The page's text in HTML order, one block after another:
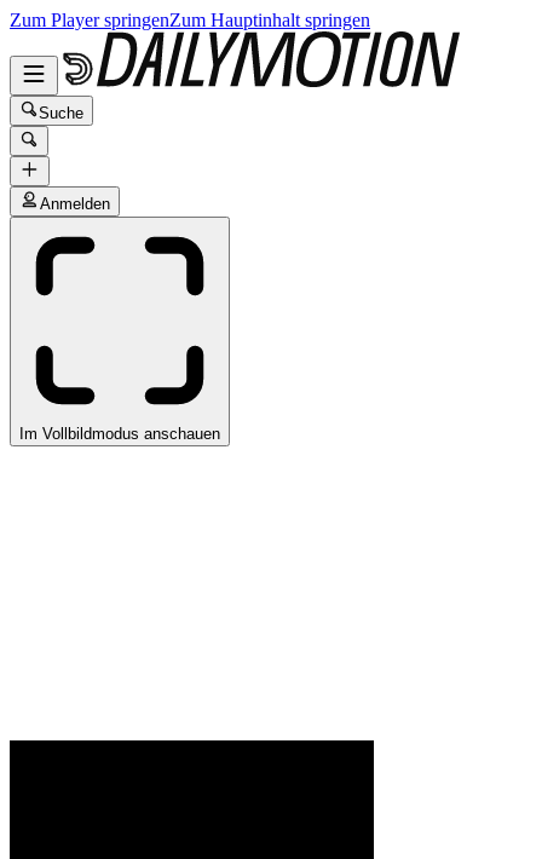
Zum Player springenZum Hauptinhalt springen
Suche
Anmelden
Im Vollbildmodus anschauen